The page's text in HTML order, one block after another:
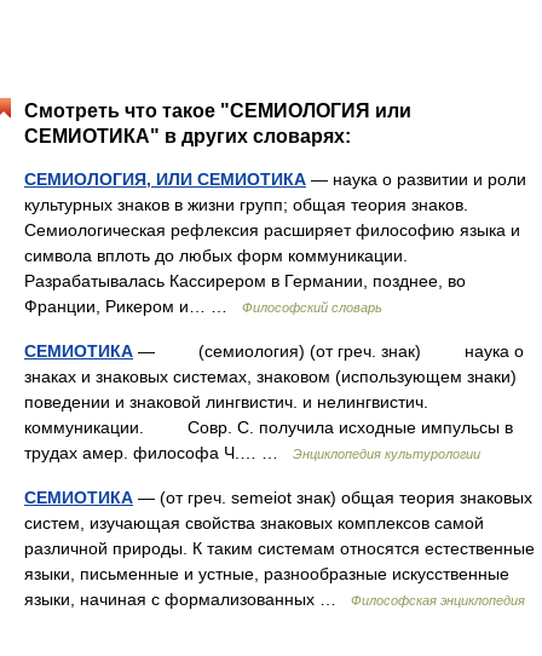
Смотреть что такое "СЕМИОЛОГИЯ или
СЕМИОТИКА" в других словарях:
СЕМИОЛОГИЯ, ИЛИ СЕМИОТИКА — наука о развитии и роли
культурных знаков в жизни групп; общая теория знаков.
Семиологическая рефлексия расширяет философию языка и
символа вплоть до любых форм коммуникации.
Разрабатывалась Кассирером в Германии, позднее, во
Франции, Рикером и… …
Философский словарь
СЕМИОТИКА — (семиология) (от греч. знак) наука о
знаках и знаковых системах, знаковом (использующем знаки)
поведении и знаковой лингвистич. и нелингвистич.
коммуникации. Совр. С. получила исходные импульсы в
трудах амер. философа Ч.… …
Энциклопедия культурологии
СЕМИОТИКА — (от греч. semeiot знак) общая теория знаковых
систем, изучающая свойства знаковых комплексов самой
различной природы. К таким системам относятся естественные
языки, письменные и устные, разнообразные искусственные
языки, начиная с формализованных …
Философская энциклопедия